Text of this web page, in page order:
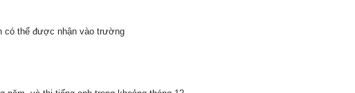
có thể được nhận vào trường